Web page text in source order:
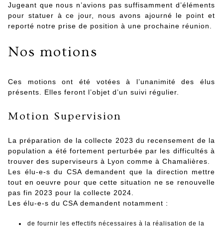
Jugeant que nous n’avions pas suffisamment d’éléments
pour statuer à ce jour, nous avons ajourné le point et
reporté notre prise de position à une prochaine réunion.
Nos motions
Ces motions ont été votées à l’unanimité des élus
présents. Elles feront l’objet d’un suivi régulier.
Motion Supervision
La préparation de la collecte 2023 du recensement de la
population a été fortement perturbée par les difficultés à
trouver des superviseurs à Lyon comme à Chamalières.
Les élu-e-s du CSA demandent que la direction mettre
tout en oeuvre pour que cette situation ne se renouvelle
pas fin 2023 pour la collecte 2024.
Les élu-e-s du CSA demandent notamment :
de fournir les effectifs nécessaires à la réalisation de la